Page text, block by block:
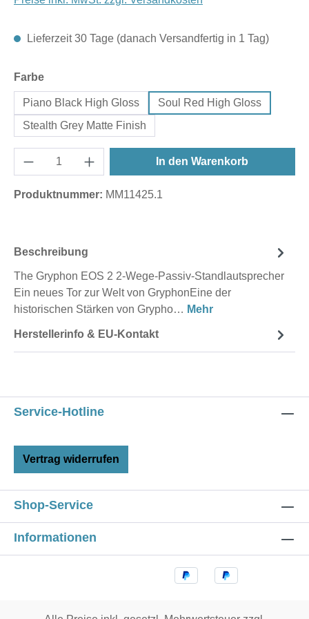
Lieferzeit 30 Tage (danach Versandfertig in 1 Tag)
Farbeauswählen
Piano Black High Gloss
Soul Red High Gloss
Stealth Grey Matte Finish
In den Warenkorb
Produktnummer: MM11425.1
Beschreibung
The Gryphon EOS 2 2-Wege-Passiv-Standlautsprecher
Ein neues Tor zur Welt von GryphonEine der
historischen Stärken von Grypho… Mehr
Herstellerinfo & EU-Kontakt
Service-Hotline
Vertrag widerrufen
Shop-Service
Informationen